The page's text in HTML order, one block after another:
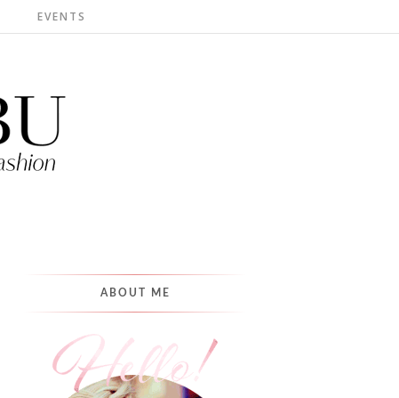
EVENTS
ABOUT ME